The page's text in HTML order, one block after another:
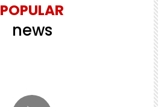
POPULAR
news